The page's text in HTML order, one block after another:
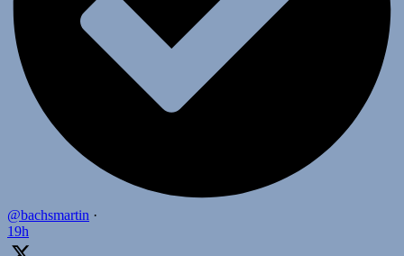
@bachsmartin ·
19h